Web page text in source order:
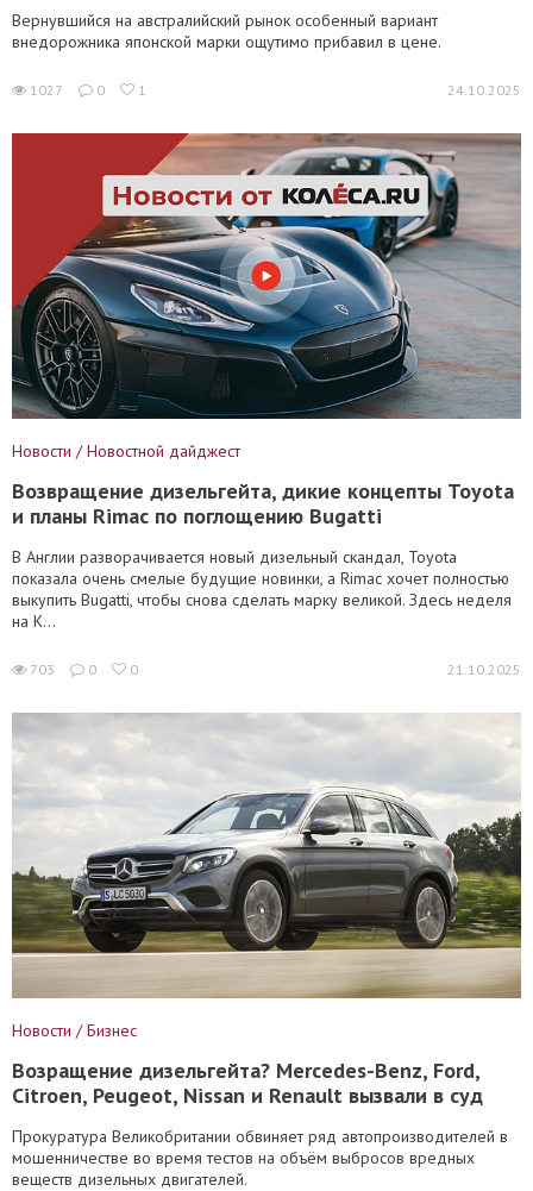
Вернувшийся на австралийский рынок особенный вариант
внедорожника японской марки ощутимо прибавил в цене.
1027 0 1 24.10.2025
Новости / Новостной дайджест
Возвращение дизельгейта, дикие концепты Toyota
и планы Rimac по поглощению Bugatti
В Англии разворачивается новый дизельный скандал, Toyota
показала очень смелые будущие новинки, а Rimac хочет полностью
выкупить Bugatti, чтобы снова сделать марку великой. Здесь неделя
на К...
703 0 0 21.10.2025
Новости / Бизнес
Возращение дизельгейта? Mercedes-Benz, Ford,
Citroen, Peugeot, Nissan и Renault вызвали в суд
Прокуратура Великобритании обвиняет ряд автопроизводителей в
мошенничестве во время тестов на объём выбросов вредных
веществ дизельных двигателей.